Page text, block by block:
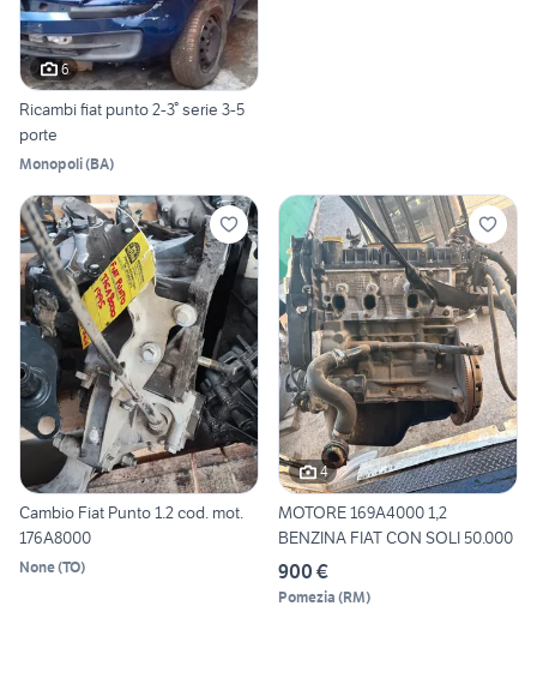
6
Ricambi fiat punto 2-3° serie 3-5
porte
Monopoli(BA)
Cambio Fiat Punto 1.2 cod. mot.
176A8000
None(TO)
4
MOTORE 169A4000 1,2
BENZINA FIAT CON SOLI 50.000
900 €
Pomezia (RM)